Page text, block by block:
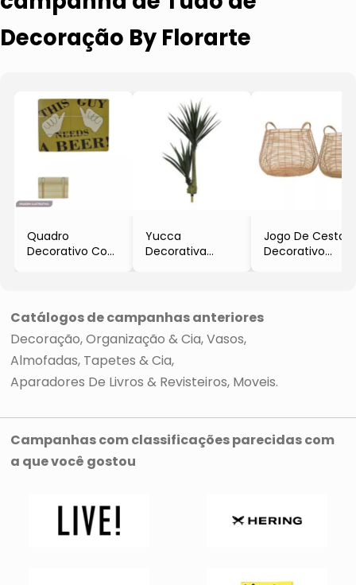
Decoração By Florarte
Quadro
Decorativo Com
Yucca
Decorativa
Jogo De Cestos
Decorativo
Catálogos de campanhas anteriores
Decoração, Organização & Cia Vasos
Almofadas, Tapetes & Cia
Aparadores De Livros & Revisteiros Moveis
Campanhas com classificações parecidas com
a que você gostou